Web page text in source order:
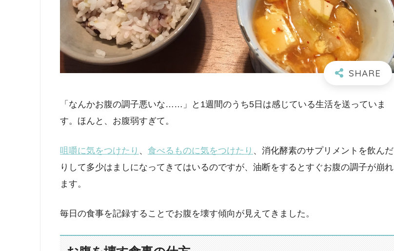
「なんかお腹の調子悪いな……」と1週間のうち5日は感じている生活を送っていま
す。ほんと、お腹弱すぎて。
咀嚼に気をつけたり 、 食べるものに気をつけたり 、消化酵素のサプリメントを飲んだ
りして多少はましになってきてはいるのですが、油断をするとすぐお腹の調子が崩れ
ます。
毎日の食事を記録することでお腹を壊す傾向が見えてきました。